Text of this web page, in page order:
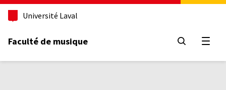
Aller
principal
Université Laval
Faculté de musique